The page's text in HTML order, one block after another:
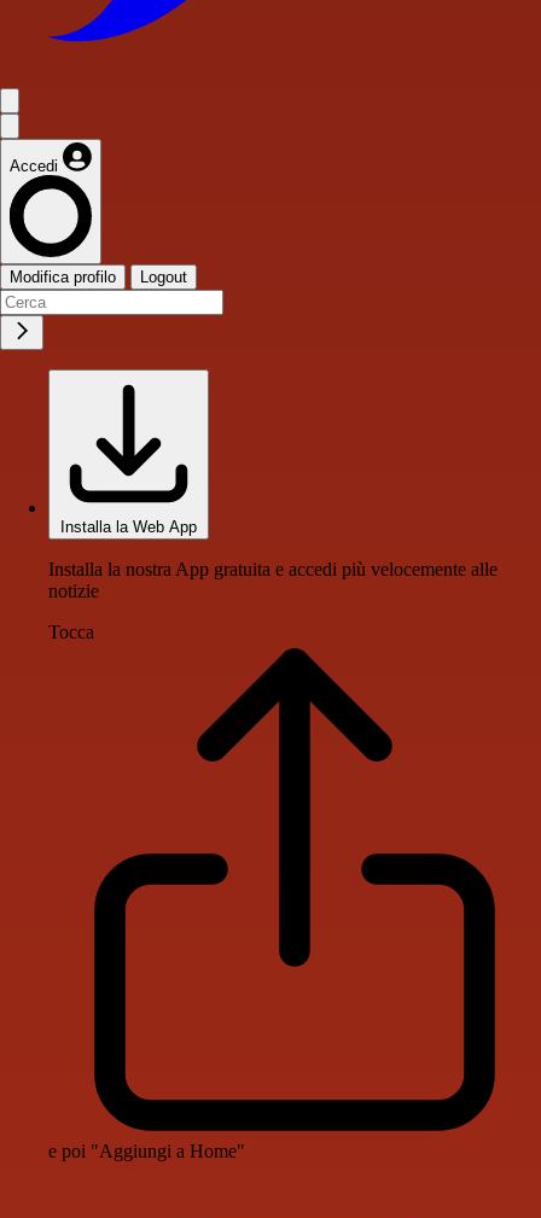
Accedi
Modifica profilo Logout
Installa la Web App
Installa la nostra App gratuita e accedi più velocemente alle
notizie
Tocca
e poi "Aggiungi a Home"